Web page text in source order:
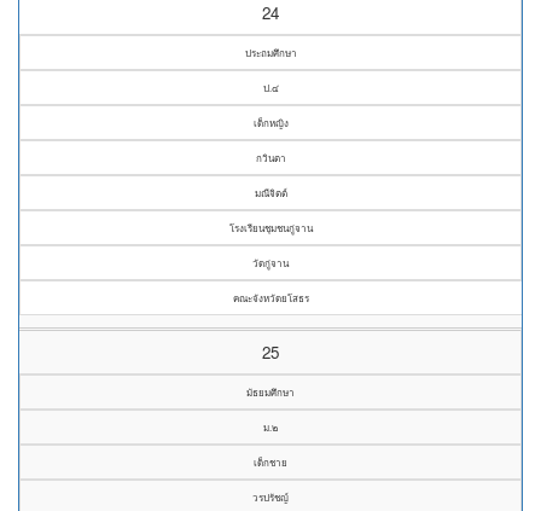
24
ประถมศึกษา
ป.๔
เด็กหญิง
กวินตา
มณีจิตต์
โรงเรียนชุมชนกู่จาน
วัดกู่จาน
คณะจังหวัดยโสธร
25
มัธยมศึกษา
ม.๒
เด็กชาย
วรปรัชญ์